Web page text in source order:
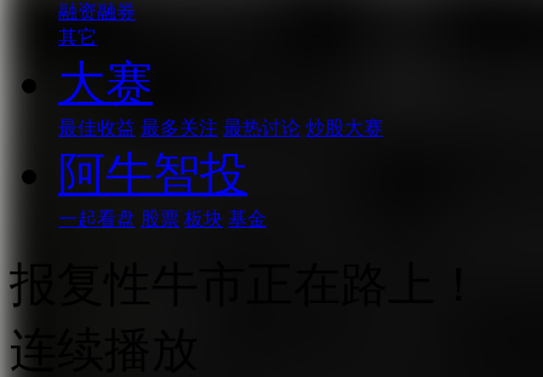
融资融券
其它
大赛
最佳收益 最多关注 最热讨论 炒股大赛
阿牛智投
一起看盘 股票 板块 基金
报复性牛市正在路上！
连续播放